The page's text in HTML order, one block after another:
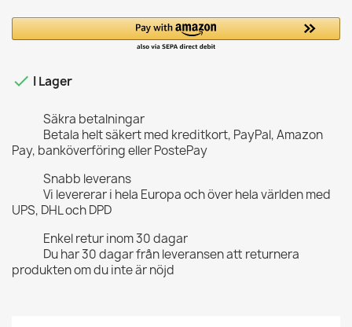
 I Lager
Säkra betalningar
Betala helt säkert med kreditkort, PayPal, Amazon
Pay, banköverföring eller PostePay
Snabb leverans
Vi levererar i hela Europa och över hela världen med
UPS, DHL och DPD
Enkel retur inom 30 dagar
Du har 30 dagar från leveransen att returnera
produkten om du inte är nöjd